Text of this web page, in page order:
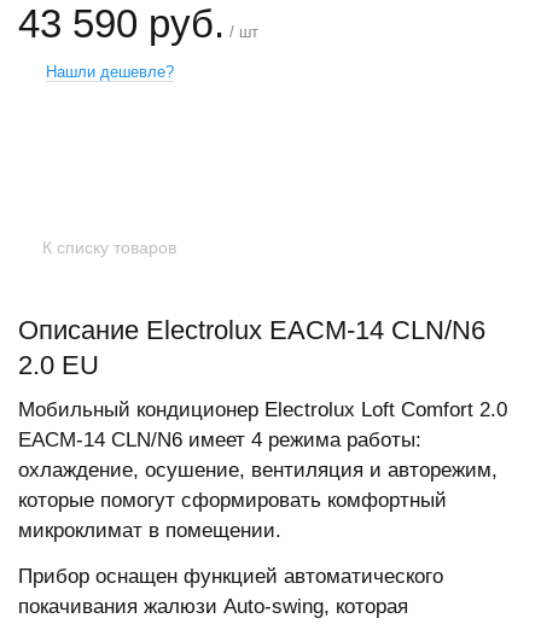
43 590 руб. / шт
Нашли дешевле?
К списку товаров
Описание Electrolux EACM-14 CLN/N6
2.0 EU
Мобильный кондиционер Electrolux Loft Comfort 2.0
EACM-14 CLN/N6 имеет 4 режима работы:
охлаждение, осушение, вентиляция и авторежим,
которые помогут сформировать комфортный
микроклимат в помещении.
Прибор оснащен функцией автоматического
покачивания жалюзи Auto-swing, которая